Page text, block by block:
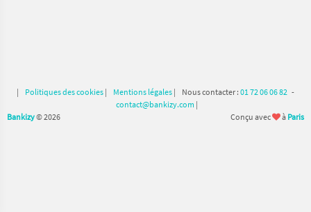
Bankizy©2026
| Politiques des cookies | Mentions légales | Nous contacter :01 72 06 06 82 -
contact@bankizy.com |
Conçu avec
à Paris